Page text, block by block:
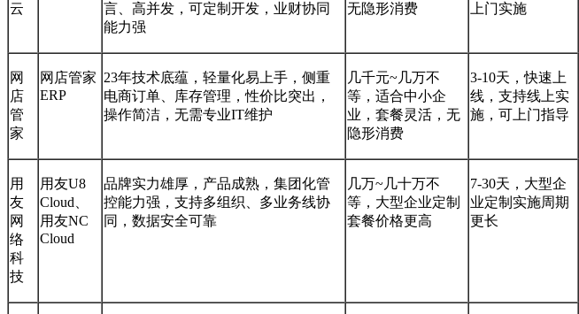
云
言、高并发，可定制开发，业财协同
能力强
无隐形消费
上门实施
网
店
管
家
网店管家
ERP
23年技术底蕴，轻量化易上手，侧重
电商订单、库存管理，性价比突出，
操作简洁，无需专业IT维护
几千元~几万不
等，适合中小企
业，套餐灵活，无
隐形消费
3-10天，快速上
线，支持线上实
施，可上门指导
用
友
网
络
科
技
用友U8
Cloud、
用友NC
Cloud
品牌实力雄厚，产品成熟，集团化管
控能力强，支持多组织、多业务线协
同，数据安全可靠
几万~几十万不
等，大型企业定制
套餐价格更高
7-30天，大型企
业定制实施周期
更长